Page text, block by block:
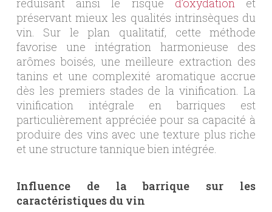
réduisant ainsi le risque d’oxydationet
préservant mieux les qualités intrinsèques du
vin. Sur le plan qualitatif, cette méthode
favorise une intégration harmonieuse des
arômes boisés, une meilleure extraction des
tanins et une complexité aromatique accrue
dès les premiers stades de la vinification. La
vinification intégrale en barriques est
particulièrement appréciée pour sa capacité à
produire des vins avec une texture plus riche
et une structure tannique bien intégrée.
Influence de la barrique sur les
caractéristiques du vin